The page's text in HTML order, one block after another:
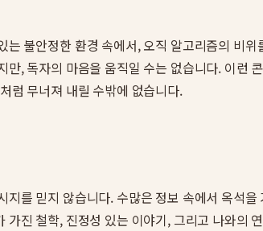
불안정한 환경 속에서, 오직 알고리즘의 비
, 독자의 마음을 움직일 수는 없습니다. 이런
럼 무너져 내릴 수밖에 없습니다.
를 믿지 않습니다. 수많은 정보 속에서 옥석
진 철학, 진정성 있는 이야기, 그리고 나와의